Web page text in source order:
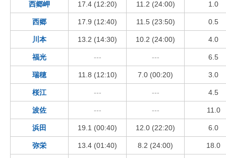
西郷岬 17.4 (12:20) 11.2 (24:00) 1.0
西郷 17.9 (12:40) 11.5 (23:50) 0.5
川本 13.2 (14:30) 10.2 (24:00) 4.0
福光 --- --- 6.5
瑞穂 11.8 (12:10) 7.0 (00:20) 3.0
桜江 --- --- 4.5
波佐 --- --- 11.0
浜田 19.1 (00:40) 12.0 (22:20) 6.0
弥栄 13.4 (01:40) 8.2 (24:00) 18.0